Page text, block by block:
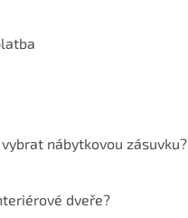
vybrat nábytkovou zásuvku?
dveře?